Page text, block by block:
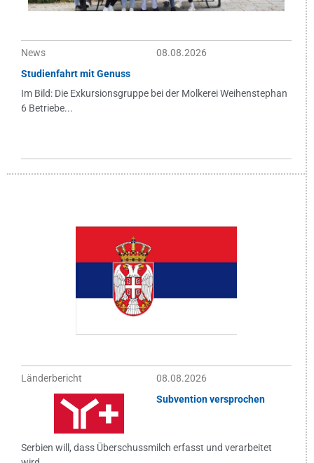
News
08.08.2026
Studienfahrt mit Genuss
Im Bild: Die Exkursionsgruppe bei der Molkerei Weihenstephan
6 Betriebe...
Länderbericht
08.08.2026
Subvention versprochen
Serbien will, dass Überschussmilch erfasst und verarbeitet